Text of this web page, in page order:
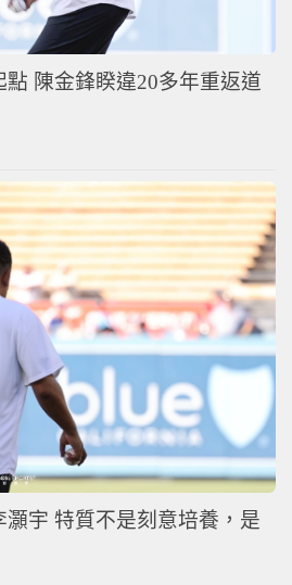
陳金鋒睽違20多年重返道
宇 特質不是刻意培養，是